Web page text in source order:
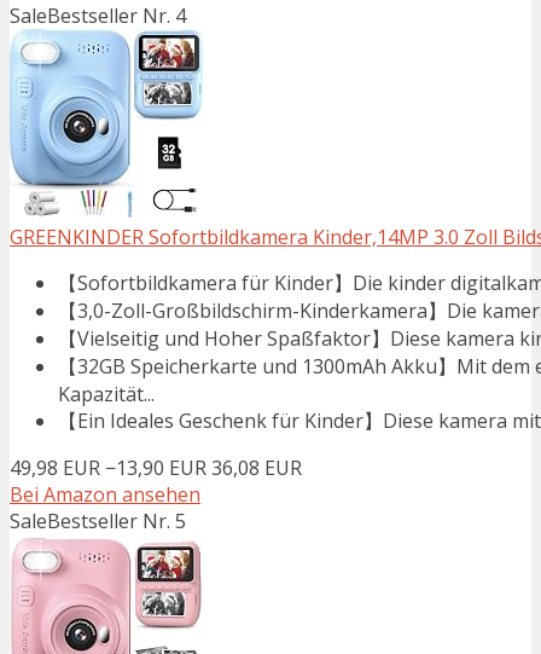
SaleBestseller Nr. 4
GREENKINDER Sofortbildkamera Kinder,14MP 3.0 Zoll
【Sofortbildkamera für Kinder】Die kinder
【3,0-Zoll-Großbildschirm-Kinderkamera】Die
【Vielseitig und Hoher Spaßfaktor】Diese kamera
【32GB Speicherkarte und 1300mAh Akku】Mit
Kapazität...
【Ein Ideales Geschenk für Kinder】Diese kamera
49,98 EUR −13,90 EUR36,08 EUR
Bei Amazon ansehen
SaleBestseller Nr. 5